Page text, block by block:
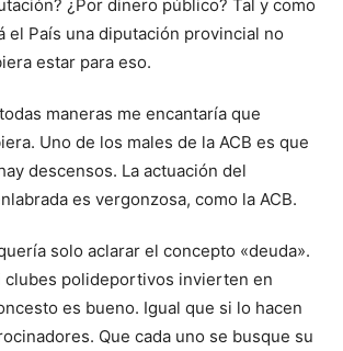
¿Por dinero público? Tal y como
el País una diputación provincial no
estar para eso.
maneras me encantaría que
Uno de los males de la ACB es que
descensos. La actuación del
es vergonzosa, como la ACB.
solo aclarar el concepto «deuda».
clubes polideportivos invierten en
es bueno. Igual que si lo hacen
Que cada uno se busque su